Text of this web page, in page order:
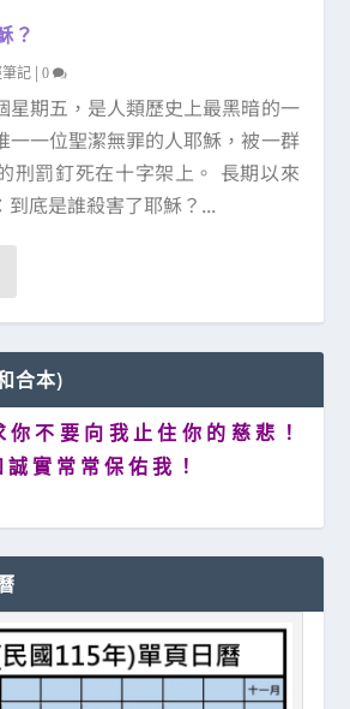
？
記 |0
星期五，是人類歷史上最黑暗的一
一一位聖潔無罪的人耶穌，被一群
刑罰釘死在十字架上。 長期以來
到底是誰殺害了耶穌？...
合本)
你 不 要 向 我 止 住 你 的 慈 悲 ！
實 常 常 保 佑 我 ！